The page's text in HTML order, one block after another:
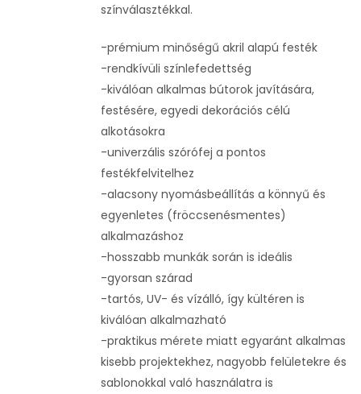
színválasztékkal.
-prémium minőségű akril alapú festék
-rendkívüli színlefedettség
-kiválóan alkalmas bútorok javítására,
festésére, egyedi dekorációs célú
alkotásokra
-univerzális szórófej a pontos
festékfelvitelhez
-alacsony nyomásbeállítás a könnyű és
egyenletes (fröccsenésmentes)
alkalmazáshoz
-hosszabb munkák során is ideális
-gyorsan szárad
-tartós, UV- és vízálló, így kültéren is
kiválóan alkalmazható
-praktikus mérete miatt egyaránt alkalmas
kisebb projektekhez, nagyobb felületekre és
sablonokkal való használatra is